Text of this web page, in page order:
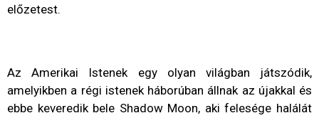
előzetest.
Az Amerikai Istenek egy olyan világban játszódik,
amelyikben a régi istenek háborúban állnak az újakkal és
ebbe keveredik bele Shadow Moon, aki felesége halálát